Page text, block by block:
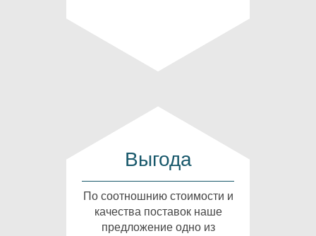
Выгода
По соотношнию стоимости и
качества поставок наше
предложение одно из